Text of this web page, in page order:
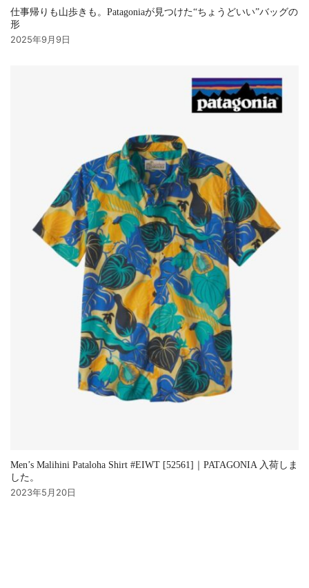
仕事帰りも山歩きも。Patagoniaが見つけた“ちょうどいい”バッグの
形
2025年9月9日
Men’s Malihini Pataloha Shirt #EIWT [52561]｜PATAGONIA 入荷しま
した。
2023年5月20日